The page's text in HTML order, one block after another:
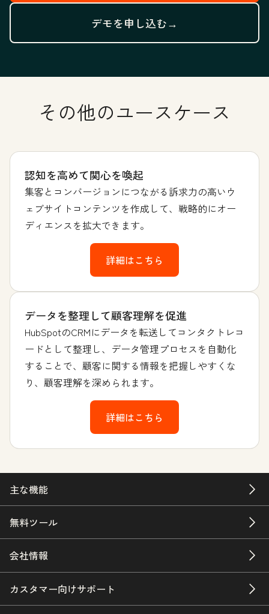
デモを申し込む→
その他のユースケース
認知を高めて関心を喚起
集客とコンバージョンにつながる訴求力の高いウ
ェブサイトコンテンツを作成して、戦略的にオー
ディエンスを拡大できます。
詳細はこちら
データを整理して顧客理解を促進
HubSpotのCRMにデータを転送してコンタクトレコ
ードとして整理し、データ管理プロセスを自動化
することで、顧客に関する情報を把握しやすくな
り、顧客理解を深められます。
詳細はこちら
主な機能
無料ツール
会社情報
カスタマー向けサポート